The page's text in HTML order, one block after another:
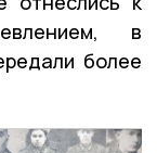
в
более